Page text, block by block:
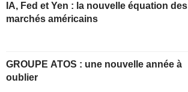
IA, Fed et Yen : la nouvelle équation des
marchés américains
GROUPE ATOS : une nouvelle année à
oublier